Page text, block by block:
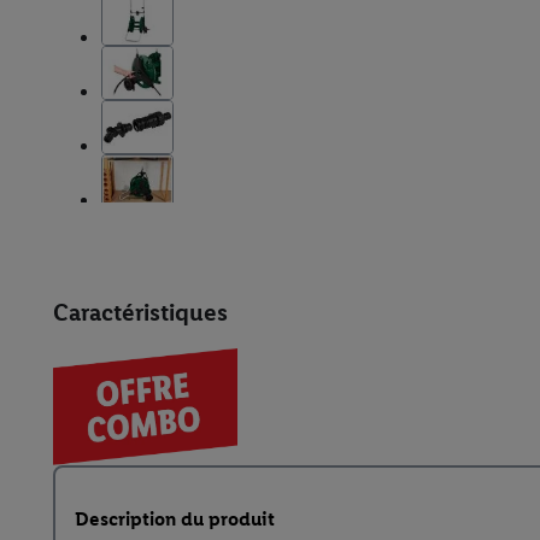
Caractéristiques
Description du produit